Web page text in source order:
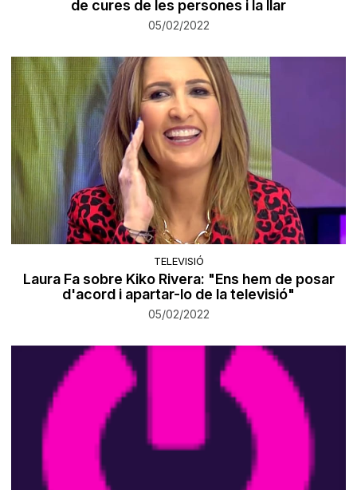
de cures de les persones i la llar
05/02/2022
TELEVISIÓ
Laura Fa sobre Kiko Rivera: "Ens hem de posar
d'acord i apartar-lo de la televisió"
05/02/2022